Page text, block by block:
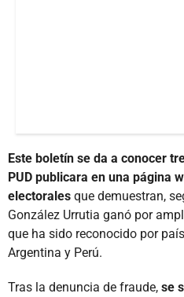
Este boletín se da a conocer
PUD publicara en una página
electorales que demuestran,
González Urrutia ganó por
que ha sido reconocido por
Argentina y Perú.
Tras la denuncia de fraude, se